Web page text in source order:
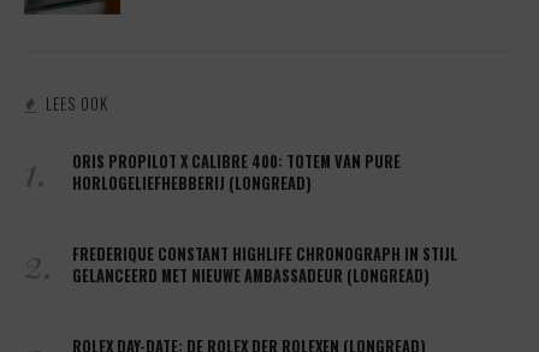
LEES OOK
1.
ORIS PROPILOT X CALIBRE 400: TOTEM VAN PURE
HORLOGELIEFHEBBERIJ (LONGREAD)
2.
FREDERIQUE CONSTANT HIGHLIFE CHRONOGRAPH IN STIJL
GELANCEERD MET NIEUWE AMBASSADEUR (LONGREAD)
ROLEX DAY-DATE: DE ROLEX DER ROLEXEN (LONGREAD)